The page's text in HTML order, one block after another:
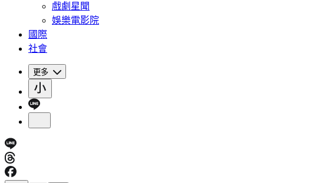
戲劇星聞
娛樂電影院
國際
社會
更多